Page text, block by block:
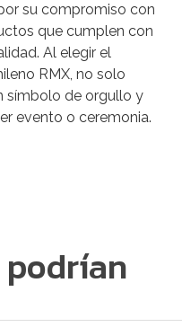
su compromiso con
que cumplen con
Al elegir el
RMX, no solo
símbolo de orgullo y
evento o ceremonia.
podrían